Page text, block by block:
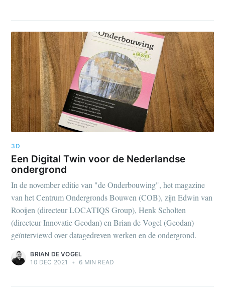
3D
Een Digital Twin voor de Nederlandse
ondergrond
In de november editie van "de Onderbouwing", het magazine
van het Centrum Ondergronds Bouwen (COB), zijn Edwin van
Rooijen (directeur LOCATIQS Group), Henk Scholten
(directeur Innovatie Geodan) en Brian de Vogel (Geodan)
geïnterviewd over datagedreven werken en de ondergrond.
BRIAN DE VOGEL
10 DEC 2021
• 6 MIN READ